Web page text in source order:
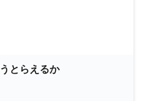
とらえるか